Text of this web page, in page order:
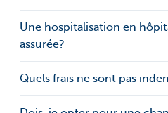
Une hospitalisation en
assurée?
Quels frais ne sont pas